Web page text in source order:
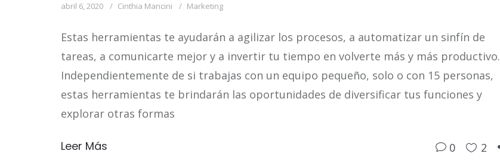
abril 6, 2020 Cinthia Mancini Marketing
Estas herramientas te ayudarán a agilizar los procesos, a automatizar un sinfín de
tareas, a comunicarte mejor y a invertir tu tiempo en volverte más y más productivo.
Independientemente de si trabajas con un equipo pequeño, solo o con 15 personas,
estas herramientas te brindarán las oportunidades de diversificar tus funciones y
explorar otras formas
Leer Más 0 2